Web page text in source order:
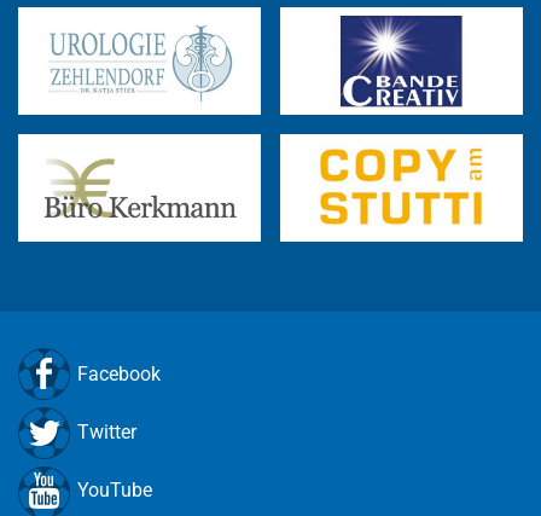
Facebook
Twitter
YouTube